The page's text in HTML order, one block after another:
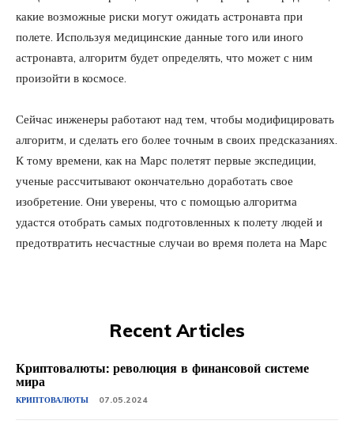
какие возможные риски могут ожидать астронавта при
полете. Используя медицинские данные того или иного
астронавта, алгоритм будет определять, что может с ним
произойти в космосе.
Сейчас инженеры работают над тем, чтобы модифицировать
алгоритм, и сделать его более точным в своих предсказаниях.
К тому времени, как на Марс полетят первые экспедиции,
ученые рассчитывают окончательно доработать свое
изобретение. Они уверены, что с помощью алгоритма
удастся отобрать самых подготовленных к полету людей и
предотвратить несчастные случаи во время полета на Марс
Recent Articles
Криптовалюты: революция в финансовой системе
мира
КРИПТОВАЛЮТЫ 07.05.2024